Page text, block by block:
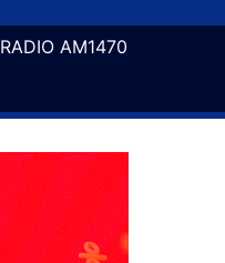
RADIO AM1470